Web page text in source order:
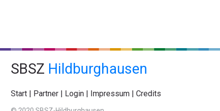
SBSZ Hildburghausen
Start Partner Login Impressum |Credits